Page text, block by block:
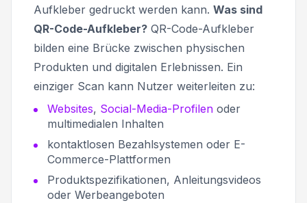
Aufkleber gedruckt werden kann. Was sind
QR-Code-Aufkleber? QR-Code-Aufkleber
bilden eine Brücke zwischen physischen
Produkten und digitalen Erlebnissen. Ein
einziger Scan kann Nutzer weiterleiten zu:
Websites, Social-Media-Profilen oder
multimedialen Inhalten
kontaktlosen Bezahlsystemen oder E-
Commerce-Plattformen
Produktspezifikationen, Anleitungsvideos
oder Werbeangeboten